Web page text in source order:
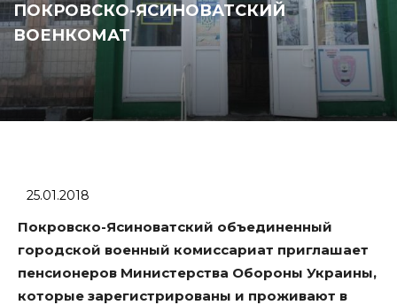
ПОКРОВСКО-ЯСИНОВАТСКИЙ
ВОЕНКОМАТ
25.01.2018
Покровско-Ясиноватский объединенный
городской военный комиссариат приглашает
пенсионеров Министерства Обороны Украины,
которые зарегистрированы и проживают в